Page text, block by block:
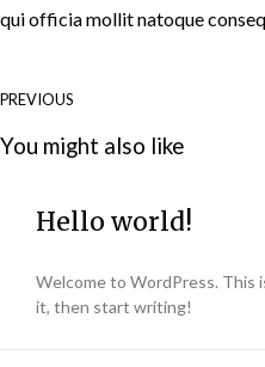
qui officia mollit natoque
PREVIOUS
You might also like
Hello world!
Welcome to WordPress. This
it, then start writing!